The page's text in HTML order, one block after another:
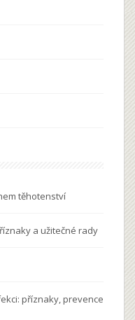
těhotenství
a užitečné rady
příznaky, prevence